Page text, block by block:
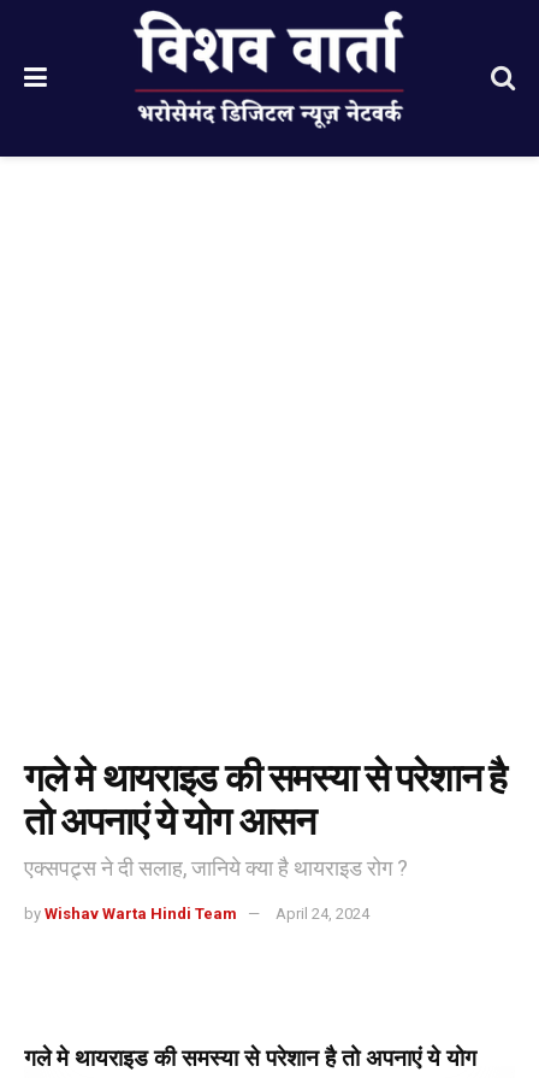
गले मे थायराइड की समस्या से परेशान है
तो अपनाएं ये योग आसन
एक्सपट्र्स ने दी सलाह, जानिये क्या है थायराइड रोग ?
by Wishav Warta Hindi Team April 24, 2024
गले मे थायराइड की समस्या से परेशान है तो अपनाएं ये योग